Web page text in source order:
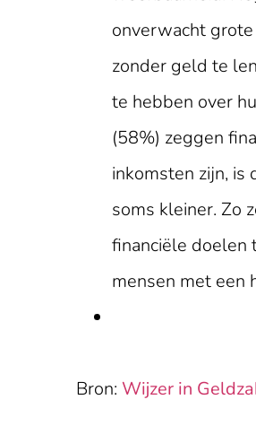
onverwacht
zonder geld te
te hebben over
(58%) zeggen
inkomsten zijn, is
soms kleiner. Zo
financiële doelen
mensen met een
Bron: Wijzer in